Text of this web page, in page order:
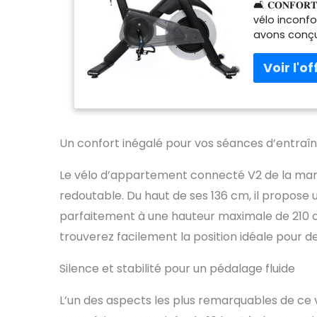
Pédales
🛋️ 𝐂𝐎𝐍𝐅𝐎𝐑𝐓
vélo
avons
et surtout
qualité de
𝐅𝐈𝐓𝐍𝐄𝐒𝐒,
avancé,
vertical de
compatible
Onesprint,
𝐂𝐎𝐍𝐍𝐄𝐂𝐓È,
avec plus
(iOS dont
ceinture
démarque
Un confort inégalé pour vos séances
Le vélo d’appartement connecté V2 de la
redoutable. Du haut de ses 136 cm, il
parfaitement à une hauteur maximale de 210
trouverez facilement la position idéale pour
Silence et stabilité pour un pédalage fluide
L’un des aspects les plus remarquables de